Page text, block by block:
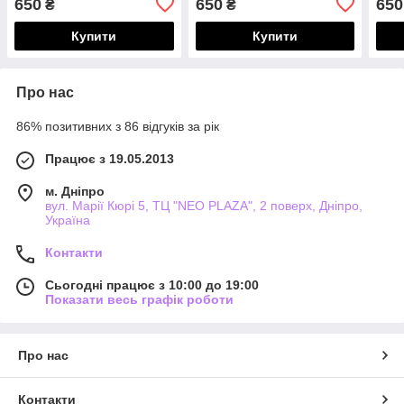
650 ₴
Купити
650₴
Купити
650
Про нас
86% позитивних з 86 відгуків за рік
Працює з 19.05.2013
м. Дніпро
вул. Марії Кюрі 5, ТЦ "NEO PLAZA", 2 поверх, Дніпро,
Україна
Контакти
Сьогодні працює з 10:00 до 19:00
Показати весь графік роботи
Про нас
Контакти